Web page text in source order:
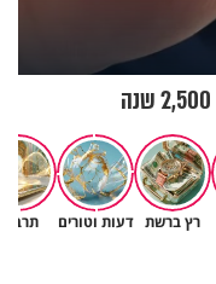
רץ ברשת דעות וטורים
כך תשמרו על עצמכם ועל בני